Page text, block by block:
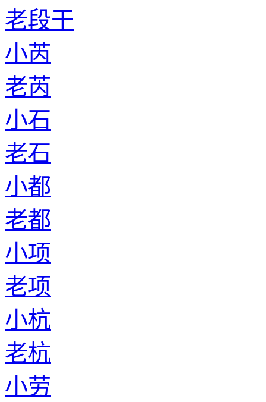
老段干
小芮
老芮
小石
老石
小都
老都
小项
老项
小杭
老杭
小劳